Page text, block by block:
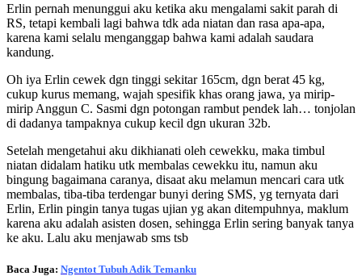
Erlin pernah menunggui aku ketika aku mengalami sakit parah di
RS, tetapi kembali lagi bahwa tdk ada niatan dan rasa apa-apa,
karena kami selalu menganggap bahwa kami adalah saudara
kandung.
Oh iya Erlin cewek dgn tinggi sekitar 165cm, dgn berat 45 kg,
cukup kurus memang, wajah spesifik khas orang jawa, ya mirip-
mirip Anggun C. Sasmi dgn potongan rambut pendek lah… tonjolan
di dadanya tampaknya cukup kecil dgn ukuran 32b.
Setelah mengetahui aku dikhianati oleh cewekku, maka timbul
niatan didalam hatiku utk membalas cewekku itu, namun aku
bingung bagaimana caranya, disaat aku melamun mencari cara utk
membalas, tiba-tiba terdengar bunyi dering SMS, yg ternyata dari
Erlin, Erlin pingin tanya tugas ujian yg akan ditempuhnya, maklum
karena aku adalah asisten dosen, sehingga Erlin sering banyak tanya
ke aku. Lalu aku menjawab sms tsb
Baca Juga: Ngentot Tubuh Adik Temanku